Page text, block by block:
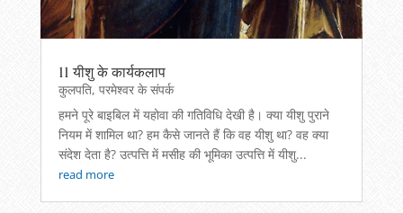
11 यीशु के कार्यकलाप
कुलपति, परमेश्वर के संपर्क
हमने पूरे बाइबिल में यहोवा की गतिविधि देखी है। क्या यीशु पुराने
नियम में शामिल था? हम कैसे जानते हैं कि वह यीशु था? वह क्या
संदेश देता है? उत्पत्ति में मसीह की भूमिका उत्पत्ति में यीशु...
read more